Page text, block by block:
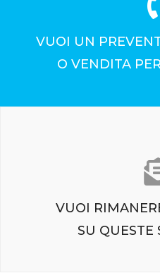
VUOI UN
O VENDITA
VUOI
SU QUESTE